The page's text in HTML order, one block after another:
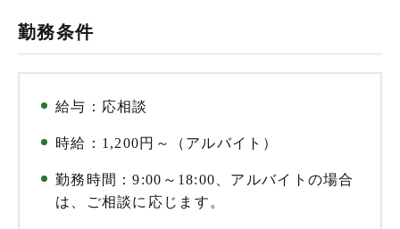
勤務条件
給与：応相談
時給：1,200円～（アルバイト）
勤務時間：9:00～18:00、アルバイトの場合
は、ご相談に応じます。